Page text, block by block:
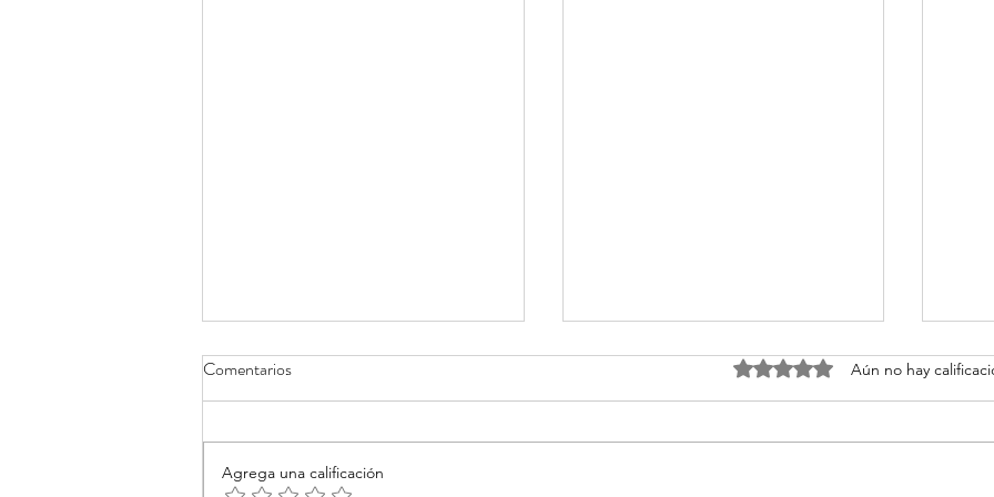
Pensar la tecnología
Comentarios Obtuvo 0 de 5 estrellas.
Aún no hay
Agrega una calificación